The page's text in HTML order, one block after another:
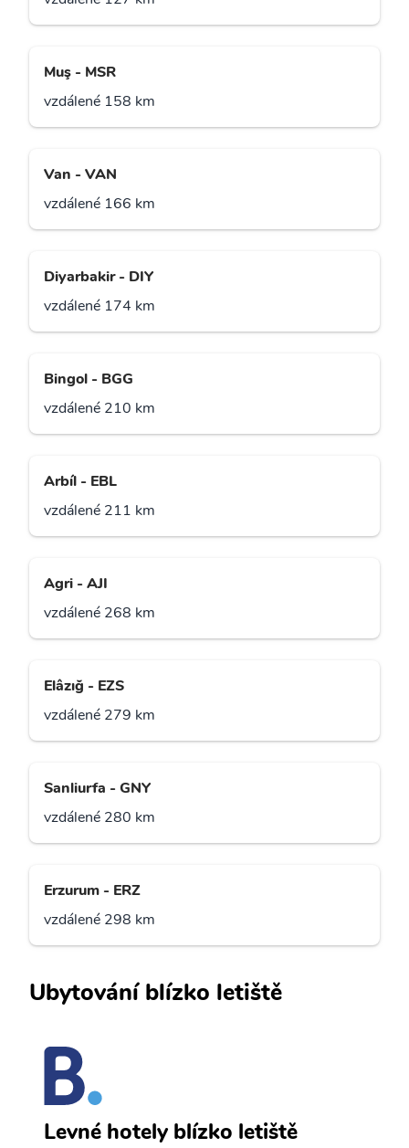
Muş - MSR
vzdálené 158 km
Van - VAN
vzdálené 166 km
Diyarbakir - DIY
vzdálené 174 km
Bingol - BGG
vzdálené 210 km
Arbíl - EBL
vzdálené 211 km
Agri - AJI
vzdálené 268 km
Elâzığ - EZS
vzdálené 279 km
Sanliurfa - GNY
vzdálené 280 km
Erzurum - ERZ
vzdálené 298 km
Ubytování blízko letiště
Levné hotely blízko letiště